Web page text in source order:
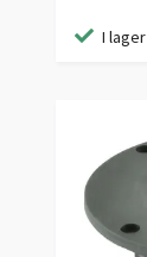
I lager